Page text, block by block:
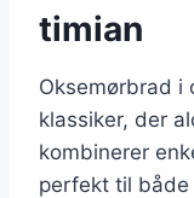
timian
Oksemørbrad i
klassiker, der
kombinerer
perfekt til både